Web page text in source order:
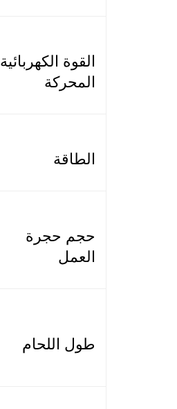
القوة الكهربائية
المحركة
الطاقة
حجم حجرة
العمل
طول اللحام